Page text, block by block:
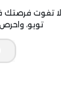
لا تفوت فرصتك
تويو، واحرص على